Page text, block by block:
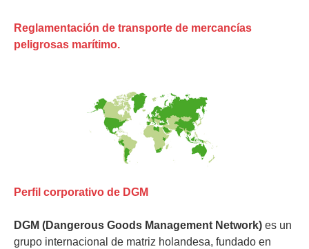
Reglamentación de transporte de mercancías
peligrosas marítimo.
Perfil corporativo de DGM
DGM (Dangerous Goods Management Network) es un
grupo internacional de matriz holandesa, fundado en